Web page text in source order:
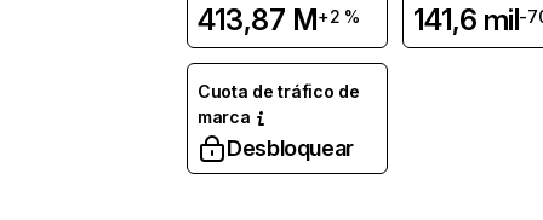
413,87 M+2 % 141,6 mil-
Cuota de tráfico de
marca
Desbloquear